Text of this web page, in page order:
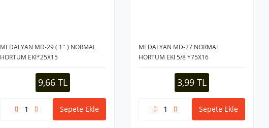
MEDALYAN MD-29 ( 1'' ) NORMAL
HORTUM EKİ*25X15
9,66 TL
Sepete Ekle
MEDALYAN MD-27 NORMAL
HORTUM EKİ 5/8 *75X16
3,99 TL
Sepete Ekle